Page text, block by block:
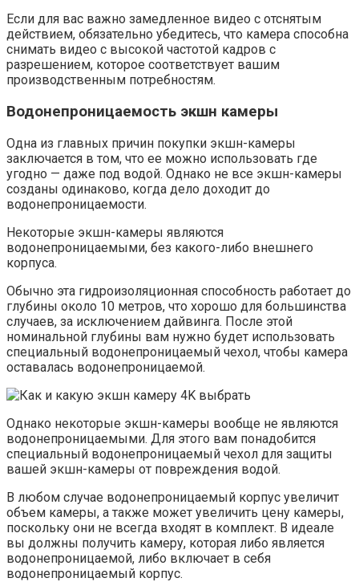
Если для вас важно замедленное видео с отснятым
действием, обязательно убедитесь, что камера способна
снимать видео с высокой частотой кадров с
разрешением, которое соответствует вашим
производственным потребностям.
Водонепроницаемость экшн камеры
Одна из главных причин покупки экшн-камеры
заключается в том, что ее можно использовать где
угодно — даже под водой. Однако не все экшн-камеры
созданы одинаково, когда дело доходит до
водонепроницаемости.
Некоторые экшн-камеры являются
водонепроницаемыми, без какого-либо внешнего
корпуса.
Обычно эта гидроизоляционная способность работает до
глубины около 10 метров, что хорошо для большинства
случаев, за исключением дайвинга. После этой
номинальной глубины вам нужно будет использовать
специальный водонепроницаемый чехол, чтобы камера
оставалась водонепроницаемой.
Однако некоторые экшн-камеры вообще не являются
водонепроницаемыми. Для этого вам понадобится
специальный водонепроницаемый чехол для защиты
вашей экшн-камеры от повреждения водой.
В любом случае водонепроницаемый корпус увеличит
объем камеры, а также может увеличить цену камеры,
поскольку они не всегда входят в комплект. В идеале
вы должны получить камеру, которая либо является
водонепроницаемой, либо включает в себя
водонепроницаемый корпус.